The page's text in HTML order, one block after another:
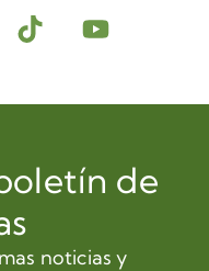
de
noticias y